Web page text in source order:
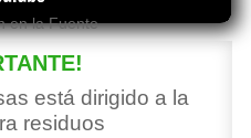
está dirigido a la
residuos